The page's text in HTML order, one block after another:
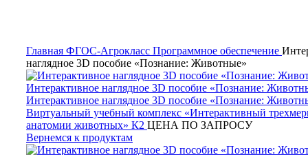
Главная ФГОС-Агрокласс Программное обеспечение
наглядное 3D пособие «Познание: Животные»
Виртуальный учебный комплекс «Интерактивный
анатомии животных» К2 ЦЕНА ПО ЗАПРОСУ
Вернемся к продуктам